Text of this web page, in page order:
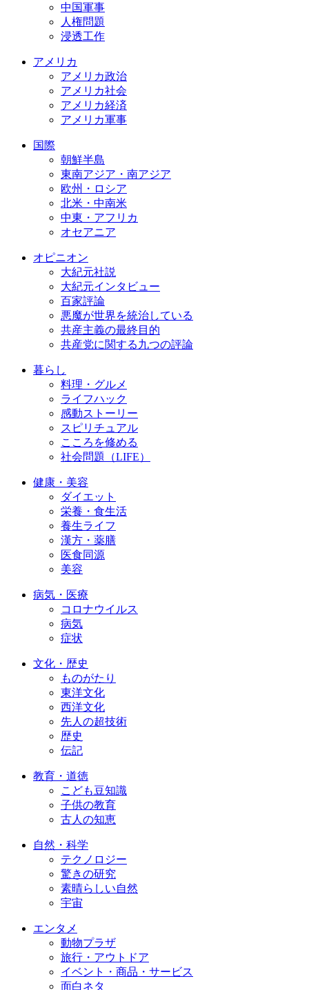
中国軍事
人権問題
浸透工作
アメリカ
アメリカ政治
アメリカ社会
アメリカ経済
アメリカ軍事
国際
朝鮮半島
東南アジア・南アジア
欧州・ロシア
北米・中南米
中東・アフリカ
オセアニア
オピニオン
大紀元社説
大紀元インタビュー
百家評論
悪魔が世界を統治している
共産主義の最終目的
共産党に関する九つの評論
暮らし
料理・グルメ
ライフハック
感動ストーリー
スピリチュアル
こころを修める
社会問題（LIFE）
健康・美容
ダイエット
栄養・食生活
養生ライフ
漢方・薬膳
医食同源
美容
病気・医療
コロナウイルス
病気
症状
文化・歴史
ものがたり
東洋文化
西洋文化
先人の超技術
歴史
伝記
教育・道徳
こども豆知識
子供の教育
古人の知恵
自然・科学
テクノロジー
驚きの研究
素晴らしい自然
宇宙
エンタメ
動物プラザ
旅行・アウトドア
イベント・商品・サービス
面白ネタ